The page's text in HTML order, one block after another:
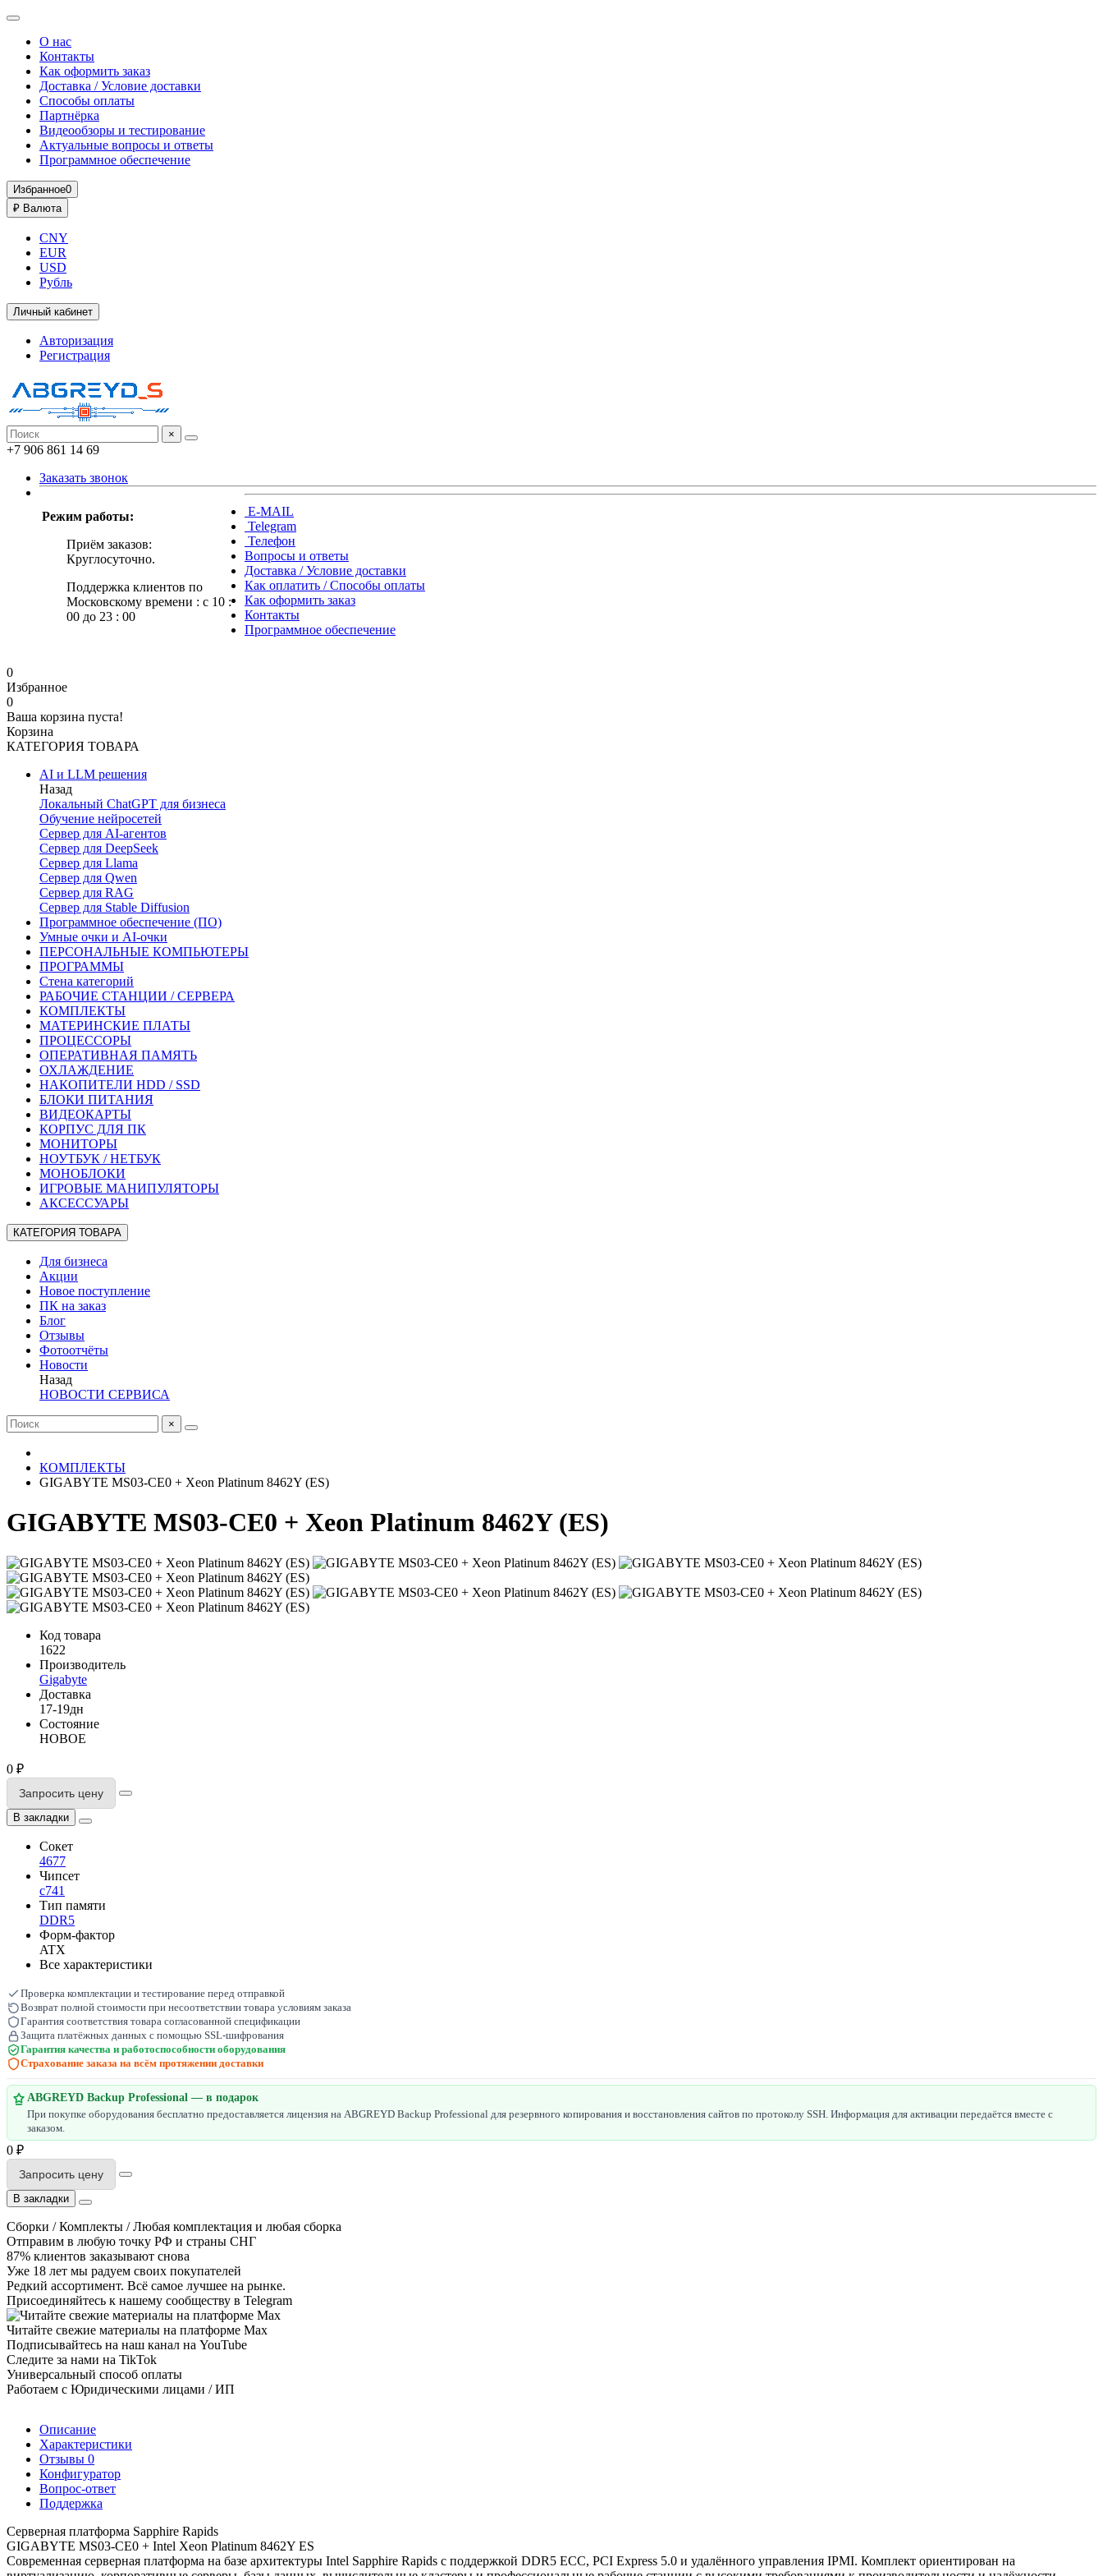
О нас
Контакты
Как оформить заказ
Доставка / Условие доставки
Способы оплаты
Партнёрка
Видеообзоры и тестирование
Актуальные вопросы и ответы
Программное обеспечение
Избранное0
₽ Валюта
CNY
EUR
USD
Рубль
Личный кабинет
Авторизация
Регистрация
×
+7 906 861 14 69
Заказать звонок
Режим работы:
Приём заказов:
Круглосуточно.
Поддержка клиентов по
Московскому времени : с 10 :
00 до 23 : 00
E-MAIL
Telegram
Телефон
Вопросы и ответы
Доставка / Условие доставки
Как оплатить / Способы оплаты
Как оформить заказ
Контакты
Программное обеспечение
0
Избранное
0
Ваша корзина пуста!
Корзина
КАТЕГОРИЯ ТОВАРА
AI и LLM решения
Назад
Локальный ChatGPT для бизнеса
Обучение нейросетей
Сервер для AI-агентов
Сервер для DeepSeek
Сервер для Llama
Сервер для Qwen
Сервер для RAG
Сервер для Stable Diffusion
Программное обеспечение (ПО)
Умные очки и AI-очки
ПЕРСОНАЛЬНЫЕ КОМПЬЮТЕРЫ
ПРОГРАММЫ
Стена категорий
РАБОЧИЕ СТАНЦИИ / СЕРВЕРА
КОМПЛЕКТЫ
МАТЕРИНСКИЕ ПЛАТЫ
ПРОЦЕССОРЫ
ОПЕРАТИВНАЯ ПАМЯТЬ
ОХЛАЖДЕНИЕ
НАКОПИТЕЛИ HDD / SSD
БЛОКИ ПИТАНИЯ
ВИДЕОКАРТЫ
КОРПУС ДЛЯ ПК
МОНИТОРЫ
НОУТБУК / НЕТБУК
МОНОБЛОКИ
ИГРОВЫЕ МАНИПУЛЯТОРЫ
АКСЕССУАРЫ
КАТЕГОРИЯ ТОВАРА
Для бизнеса
Акции
Новое поступление
ПК на заказ
Блог
Отзывы
Фотоотчёты
Новости
Назад
НОВОСТИ СЕРВИСА
×
КОМПЛЕКТЫ
GIGABYTE MS03-CE0 + Xeon Platinum 8462Y (ES)
GIGABYTE MS03-CE0 + Xeon Platinum 8462Y (ES)
Код товара
1622
Производитель
Gigabyte
Доставка
17-19дн
Состояние
НОВОЕ
0 ₽
Запросить цену
В закладки
Сокет
4677
Чипсет
c741
Тип памяти
DDR5
Форм-фактор
ATX
Все характеристики
Проверка комплектации и тестирование перед отправкой
Возврат полной стоимости при несоответствии товара условиям заказа
Гарантия соответствия товара согласованной спецификации
Защита платёжных данных с помощью SSL-шифрования
Гарантия качества и работоспособности оборудования
Страхование заказа на всём протяжении доставки
ABGREYD Backup Professional — в подарок
При покупке оборудования бесплатно предоставляется лицензия на ABGREYD Backup Professional для резервного копирования и восстановления сайтов по протоколу SSH. Информация для активации передаётся вместе с
заказом.
0 ₽
Запросить цену
В закладки
Сборки / Комплекты / Любая комплектация и любая сборка
Отправим в любую точку РФ и страны СНГ
87% клиентов заказывают снова
Уже 18 лет мы радуем своих покупателей
Редкий ассортимент. Всё самое лучшее на рынке.
Присоединяйтесь к нашему сообществу в Telegram
Читайте свежие материалы на платформе Max
Подписывайтесь на наш канал на YouTube
Следите за нами на TikTok
Универсальный способ оплаты
Работаем с Юридическими лицами / ИП
Описание
Характеристики
Отзывы 0
Конфигуратор
Вопрос-ответ
Поддержка
Серверная платформа Sapphire Rapids
GIGABYTE MS03-CE0 + Intel Xeon Platinum 8462Y ES
Современная серверная платформа на базе архитектуры Intel Sapphire Rapids с поддержкой DDR5 ECC, PCI Express 5.0 и удалённого управления IPMI. Комплект ориентирован на